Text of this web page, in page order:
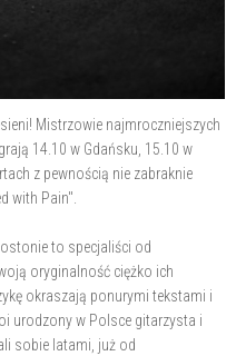
Mistrzowie najmroczniejszych
14.10 w Gdańsku, 15.10 w
z pewnością nie zabraknie
with Pain".
to specjaliści od
oryginalność ciężko ich
okraszają ponurymi tekstami i
urodzony w Polsce gitarzysta i
sobie latami, już od